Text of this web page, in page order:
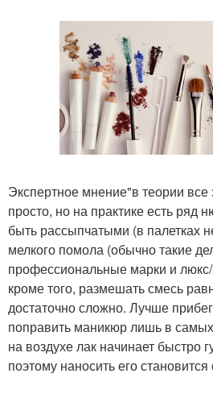
Экспертное мнение"в теории все
просто, но на практике есть ряд
быть рассыпчатыми (в палетках
мелкого помола (обычно такие
профессиональные марки и
кроме того, размешать смесь
достаточно сложно. Лучше
поправить маникюр лишь в
на воздухе лак начинает быстро
поэтому наносить его